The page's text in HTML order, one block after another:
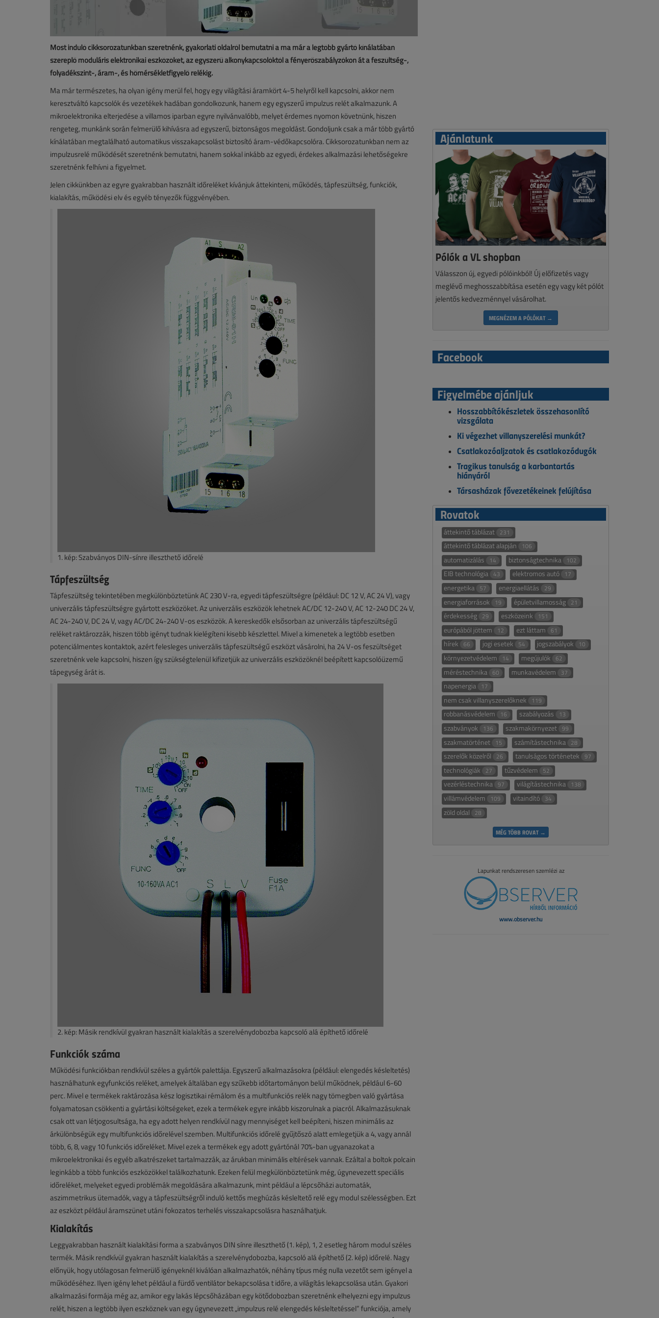
Most induló cikksorozatunkban szeretnénk, gyakorlati oldalról bemutatni a ma már a legtöbb gyártó kínálatában
szereplő moduláris elektronikai eszközöket, az egyszerű alkonykapcsolóktól a fényerőszabályzókon át a feszültség-,
folyadékszint-, áram-, és hőmérsékletfigyelő relékig.
Ma már természetes, ha olyan igény merül fel, hogy egy világítási áramkört 4-5 helyről kell kapcsolni, akkor nem
keresztváltó kapcsolók és vezetékek hadában gondolkozunk, hanem egy egyszerű impulzus relét alkalmazunk. A
mikroelektronika elterjedése a villamos iparban egyre nyilvánvalóbb, melyet érdemes nyomon követnünk, hiszen
rengeteg, munkánk során felmerülő kihívásra ad egyszerű, biztonságos megoldást. Gondoljunk csak a már több gyártó
kínálatában megtalálható automatikus visszakapcsolást biztosító áram-védőkapcsolóra. Cikksorozatunkban nem az
impulzusrelé működését szeretnénk bemutatni, hanem sokkal inkább az egyedi, érdekes alkalmazási lehetőségekre
szeretnénk felhívni a figyelmet.
Jelen cikkünkben az egyre gyakrabban használt időreléket kívánjuk áttekinteni, működés, tápfeszültség, funkciók,
kialakítás, működési elv és egyéb tényezők függvényében.
1. kép: Szabványos DIN-sínre illeszthető időrelé
Tápfeszültség
Tápfeszültség tekintetében megkülönböztetünk AC 230 V-ra, egyedi tápfeszültségre (például: DC 12 V, AC 24 V), vagy
univerzális tápfeszültségre gyártott eszközöket. Az univerzális eszközök lehetnek AC/DC 12-240 V, AC 12-240 DC 24 V,
AC 24-240 V, DC 24 V, vagy AC/DC 24-240 V-os eszközök. A kereskedők elsősorban az univerzális tápfeszültségű
reléket raktározzák, hiszen több igényt tudnak kielégíteni kisebb készlettel. Mivel a kimenetek a legtöbb esetben
potenciálmentes kontaktok, azért felesleges univerzális tápfeszültségű eszközt vásárolni, ha 24 V-os feszültséget
szeretnénk vele kapcsolni, hiszen így szükségtelenül kifizetjük az univerzális eszközöknél beépített kapcsolóüzemű
tápegység árát is.
2. kép: Másik rendkívül gyakran használt kialakítás a szerelvénydobozba kapcsoló alá építhető időrelé
Funkciók száma
Működési funkciókban rendkívül széles a gyártók palettája. Egyszerű alkalmazásokra (például: elengedés késleltetés)
használhatunk egyfunkciós reléket, amelyek általában egy szűkebb időtartományon belül működnek, például 6-60
perc. Mivel e termékek raktározása kész logisztikai rémálom és a multifunkciós relék nagy tömegben való gyártása
folyamatosan csökkenti a gyártási költségeket, ezek a termékek egyre inkább kiszorulnak a piacról. Alkalmazásuknak
csak ott van létjogosultsága, ha egy adott helyen rendkívül nagy mennyiséget kell beépíteni, hiszen minimális az
árkülönbségük egy multifunkciós időrelével szemben. Multifunkciós időrelé gyűjtőszó alatt emlegetjük a 4, vagy annál
több, 6, 8, vagy 10 funkciós időreléket. Mivel ezek a termékek egy adott gyártónál 70%-ban ugyanazokat a
mikroelektronikai és egyéb alkatrészeket tartalmazzák, az árukban minimális eltérések vannak. Ezáltal a boltok polcain
leginkább a több funkciós eszközökkel találkozhatunk. Ezeken felül megkülönböztetünk még, úgynevezett speciális
időreléket, melyeket egyedi problémák megoldására alkalmazunk, mint például a lépcsőházi automaták,
aszimmetrikus ütemadók, vagy a tápfeszültségről induló kettős meghúzás késleltető relé egy modul szélességben. Ezt
az eszközt például áramszünet utáni fokozatos terhelés visszakapcsolásra használhatjuk.
Kialakítás
Leggyakrabban használt kialakítási forma a szabványos DIN sínre illeszthető (1. kép), 1, 2 esetleg három modul széles
termék. Másik rendkívül gyakran használt kialakítás a szerelvénydobozba, kapcsoló alá építhető (2. kép) időrelé. Nagy
előnyük, hogy utólagosan felmerülő igényeknél kiválóan alkalmazhatók, néhány típus még nulla vezetőt sem igényel a
működéséhez. Ilyen igény lehet például a fürdő ventilátor bekapcsolása t időre, a világítás lekapcsolása után. Gyakori
alkalmazási formája még az, amikor egy lakás lépcsőházában egy kötődobozban szeretnénk elhelyezni egy impulzus
relét, hiszen a legtöbb ilyen eszköznek van egy úgynevezett „impulzus relé elengedés késleltetéssel” funkciója, amely
Ajánlatunk
Pólók a VL shopban
Válasszon új, egyedi pólóinkból! Új előfizetés vagy
meglévő meghosszabbítása esetén egy vagy két pólót
jelentős kedvezménnyel vásárolhat.
MEGNÉZEM A PÓLÓKAT →
Facebook
Figyelmébe ajánljuk
Hosszabbítókészletek összehasonlító
vizsgálata
Ki végezhet villanyszerelési munkát?
Csatlakozóaljzatok és csatlakozódugók
Tragikus tanulság a karbantartás
hiányáról
Társasházak fővezetékeinek felújítása
Rovatok
áttekintő táblázat 231
áttekintő táblázat alapján 106
automatizálás 14 biztonságtechnika 102
EIB technológia 43 elektromos autó 17
energetika 57 energiaellátás 29
energiaforrások 19 épületvillamosság 21
érdekesség 29 eszközeink 151
európából jöttem 12 ezt láttam 61
hírek 66 jogi esetek 54 jogszabályok 10
környezetvédelem 14 megújulók 62
méréstechnika 60 munkavédelem 37
napenergia 17
nem csak villanyszerelőknek 119
robbanásvédelem 16 szabályozás 13
szabványok 136 szakmakörnyezet 99
szakmatörténet 15 számítástechnika 28
szerelők közelről 26 tanulságos történetek 97
technológiák 27 tűzvédelem 52
vezérléstechnika 97 világítástechnika 138
villámvédelem 109 vitaindító 34
zöld oldal 28
MÉG TÖBB ROVAT →
Lapunkat rendszeresen szemlézi az
www.observer.hu